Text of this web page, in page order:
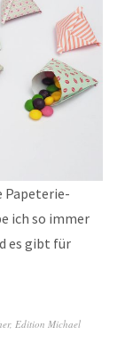
Papeterie-
ich so immer
es gibt für
, Edition Michael